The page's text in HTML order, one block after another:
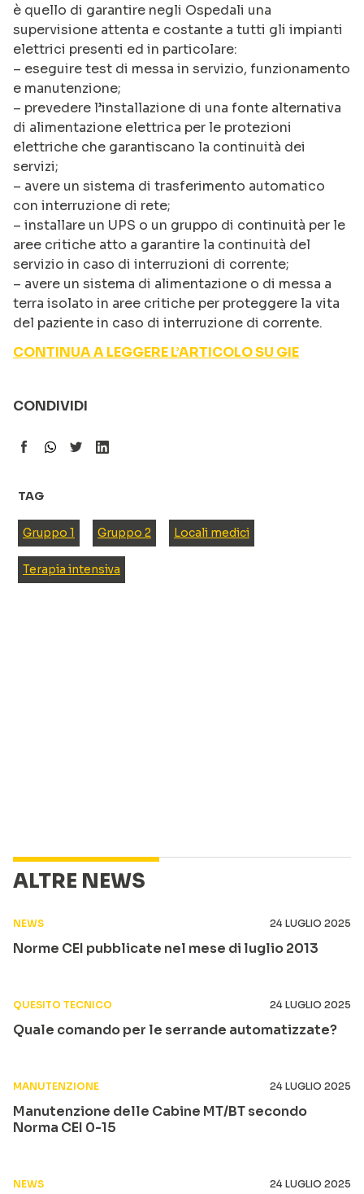
è quello di garantire negli Ospedali una
supervisione attenta e costante a tutti gli impianti
elettrici presenti ed in particolare:
– eseguire test di messa in servizio, funzionamento
e manutenzione;
– prevedere l’installazione di una fonte alternativa
di alimentazione elettrica per le protezioni
elettriche che garantiscano la continuità dei
servizi;
– avere un sistema di trasferimento automatico
con interruzione di rete;
– installare un UPS o un gruppo di continuità per le
aree critiche atto a garantire la continuità del
servizio in caso di interruzioni di corrente;
– avere un sistema di alimentazione o di messa a
terra isolato in aree critiche per proteggere la vita
del paziente in caso di interruzione di corrente.
CONTINUA A LEGGERE L’ARTICOLO SU GIE
CONDIVIDI
TAG
Gruppo 1 Gruppo 2 Locali medici
Terapia intensiva
ALTRE NEWS
NEWS 24 LUGLIO 2025
Norme CEI pubblicate nel mese di luglio 2013
QUESITO TECNICO 24 LUGLIO 2025
Quale comando per le serrande automatizzate?
MANUTENZIONE 24 LUGLIO 2025
Manutenzione delle Cabine MT/BT secondo
Norma CEI 0-15
NEWS 24 LUGLIO 2025